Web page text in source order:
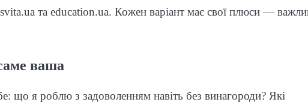
та education.ua. Кожен варіант має свої плюси —
ваша
що я роблю з задоволенням навіть без винагороди? Які